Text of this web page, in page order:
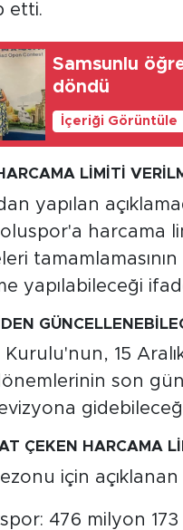
etti.
Samsunlu
döndü
İçeriği Görüntüle
LİMİTİ
yapılan
harcama
yapılabileceği
Kurulu'nun, 15
son
ÇEKEN HARCAMA
için
476 milyon